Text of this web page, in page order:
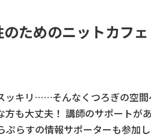
ためのニットカフェ
ッキリ……そんなくつろぎの空間
も大丈夫！ 講師のサポートがあ
らすの情報サポーターも参加し